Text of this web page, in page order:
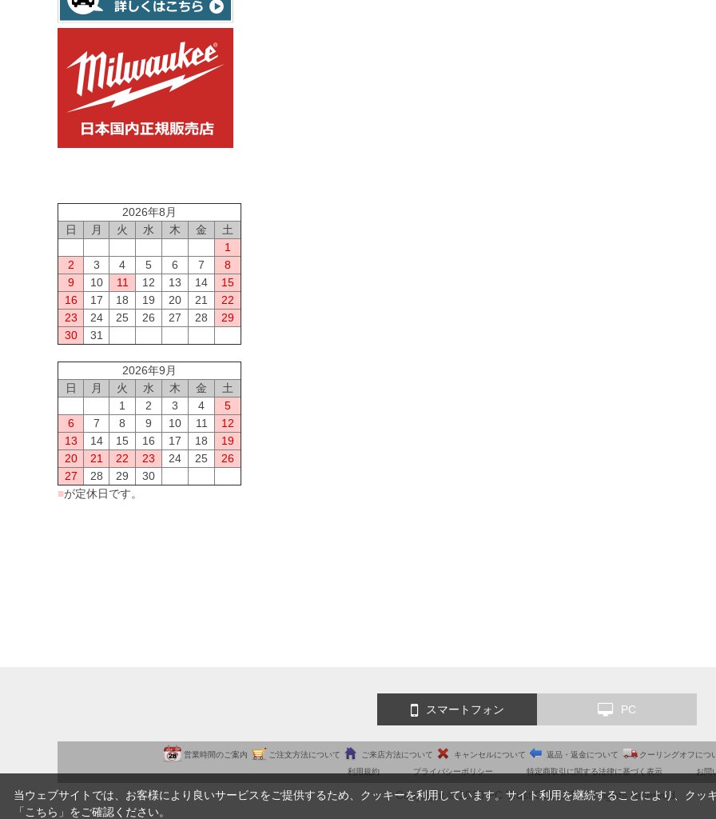
2026年8月
日
月 火 水 木 金
土
1
2
3 4 5 6 7
8
9
10 11 12 13 14
15
16
17 18 19 20 21
22
23
24 25 26 27 28
29
30
31
2026年9月
日
月 火 水 木 金
土
1
2 3 4
5
6
7 8 9 10 11
12
13
14 15 16 17 18
19
20
21 22 23 24 25
26
27
28 29
30
■が定休日です。
スマートフォン PC
営業時間のご案内 ご注文方法について ご来店方法について キャンセルについて 返品・返金について クーリングオフにつ
利用規約
プライバシーポリシー 特定商取引に関する法律に基づく表示 お問
Copyright © 2010 PC Trust CO.,LTD. All rights reserved.
当ウェブサイトでは、お客様により良いサービスをご提供するため、クッキーを利用しています。サイト利用を継続することにより、クッ
「 こちら 」をご確認ください。